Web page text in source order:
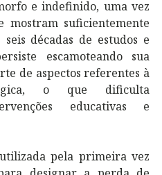
e indefinido, uma vez
mostram suficientemente
seis décadas de estudos e
escamoteando sua
de aspectos referentes à
o que dificulta
educativas e
pela primeira vez